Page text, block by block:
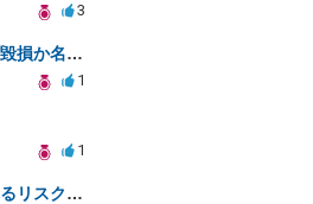
3
知的障害者と言う文言が名誉毀損か名誉感情の侵害になるか教えてほしい。
1
1
示談書に口外禁止条項を入れるリスクはありますか？